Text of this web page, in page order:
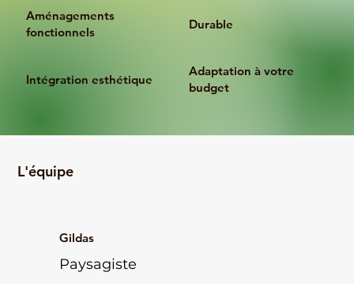
Aménagements
fonctionnels
Durable
Intégration esthétique
Adaptation à votre
budget
L'équipe
Gildas
Paysagiste